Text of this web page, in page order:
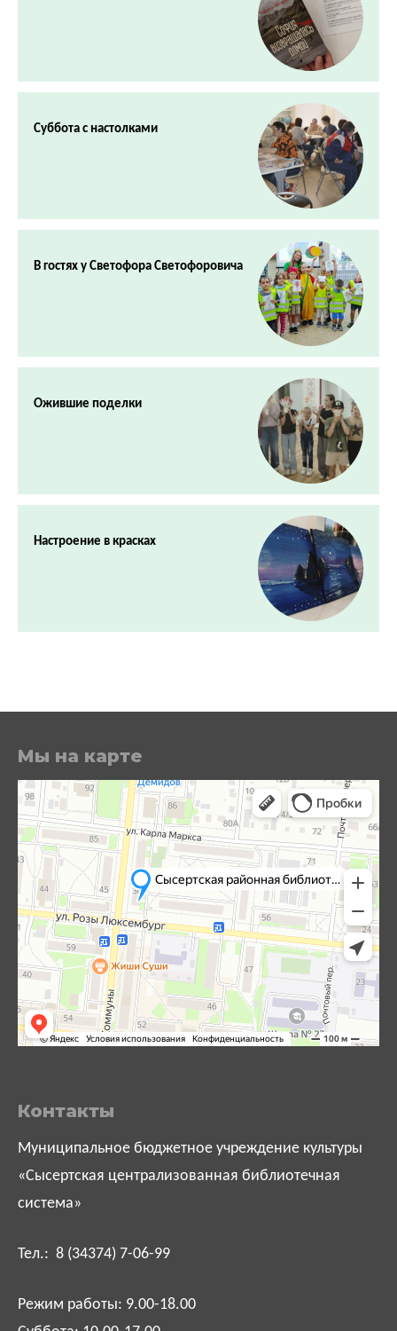
Суббота с настолками
В гостях у Светофора Светофоровича
Ожившие поделки
Настроение в красках
Мы на карте
Контакты
Муниципальное бюджетное учреждение культуры
«Сысертская централизованная библиотечная
система»
Тел.: 8 (34374) 7-06-99
Режим работы: 9.00-18.00